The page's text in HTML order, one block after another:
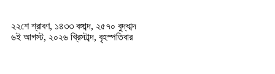
২২শে শ্রাবণ, ১৪৩৩ বঙ্গাব্দ, ২৫৭০ বুদ্ধাব্দ
৬ই আগস্ট, ২০২৬ খ্রিস্টাব্দ, বৃহস্পতিবার